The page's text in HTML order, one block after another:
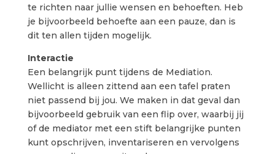
te richten naar jullie wensen en behoeften. Heb
je bijvoorbeeld behoefte aan een pauze, dan is
dit ten allen tijden mogelijk.
Interactie
Een belangrijk punt tijdens de Mediation.
Wellicht is alleen zittend aan een tafel praten
niet passend bij jou. We maken in dat geval dan
bijvoorbeeld gebruik van een flip over, waarbij jij
of de mediator met een stift belangrijke punten
kunt opschrijven, inventariseren en vervolgens